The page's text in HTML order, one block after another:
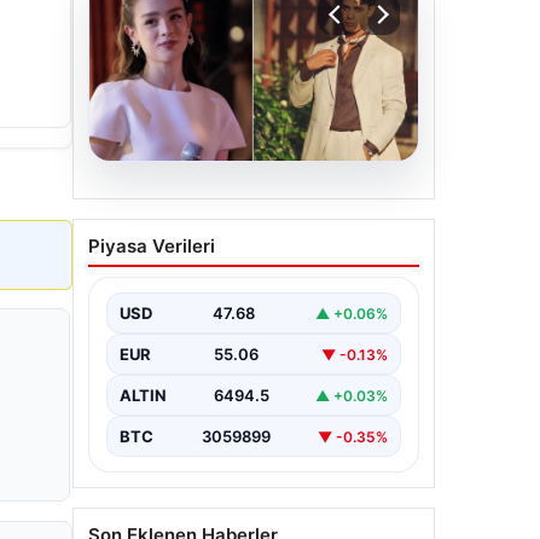
05.08.2026
‘Yeraltı’ dizisinde şok
olay! Babası suç
‘Kızımla reşit olmadığı
halde…’
Piyasa Verileri
USD 47.68 ▲ +0.06%
EUR 55.06 ▼ -0.13%
ALTIN 6494.5 ▲ +0.03%
BTC 3059899 ▼ -0.35%